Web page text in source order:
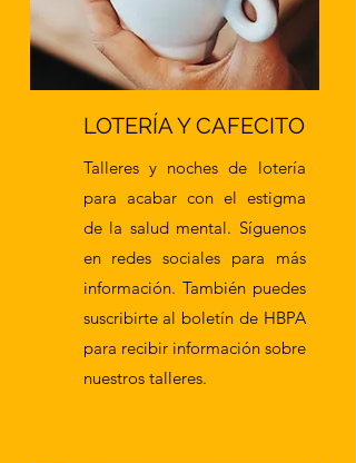
LOTERÍA Y CAFECITO
Talleres y noches de lotería
para acabar con el estigma
de la salud mental. Síguenos
en redes sociales para más
información. También puedes
suscribirte al boletín de HBPA
para recibir información sobre
nuestros talleres.